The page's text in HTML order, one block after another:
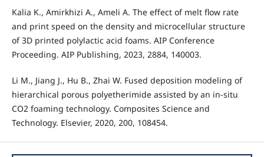
Kalia K., Amirkhizi A., Ameli A. The effect of melt flow rate
and print speed on the density and microcellular structure
of 3D printed polylactic acid foams. AIP Conference
Proceeding. AIP Publishing, 2023, 2884, 140003.
Li M., Jiang J., Hu B., Zhai W. Fused deposition modeling of
hierarchical porous polyetherimide assisted by an in-situ
CO2 foaming technology. Composites Science and
Technology. Elsevier, 2020, 200, 108454.